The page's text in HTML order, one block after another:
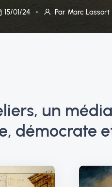
15/01/24 Par Marc Lassort
un
démocrate